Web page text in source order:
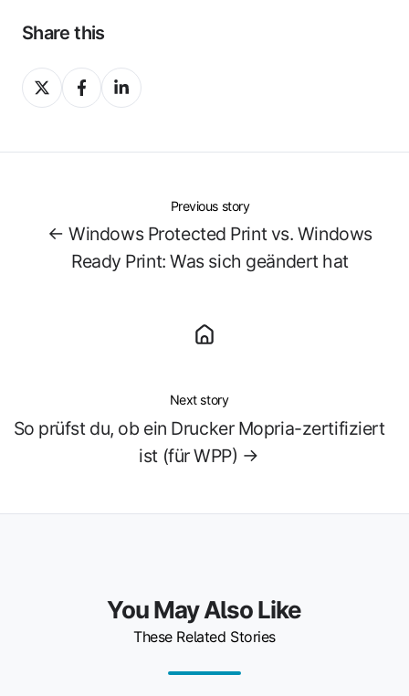
Share this
Share
on
Share
on
Share
on
Previous story
← Windows Protected Print vs. Windows
Ready Print: Was sich geändert hat
Next story
So prüfst du, ob ein Drucker Mopria-zertifiziert
ist (für WPP) →
You May Also Like
These Related Stories